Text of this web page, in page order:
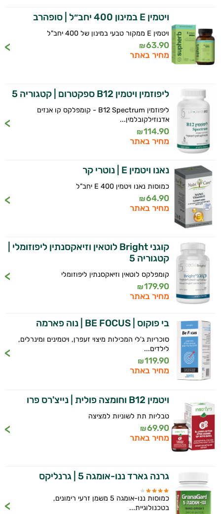
ויטמין E במינון 400 יחב״ל | סופהרב
ויטמין E ממקור טבעי במינון של 400 יחב"ל
63.90
₪
מחיר באתר
ליפוזמין ויטמין B12 ספקטרום | קטגוריה 5
ליפוזמין B12 Spectrum - קומפלקס קו אנזים
אדנוזילקובלמין...
114.90
₪
מחיר באתר
נאנו ויטמין E | נוטרי קר
כמוסות נאנו ויטמין E 400 יחב"ל
64.90
₪
מחיר באתר
קוגני Bright לוטאין וזיאקסנתין ליפוזומלי |
קטגוריה 5
קומפלקס לוטאין וזיאקסנתין ליפוזומלי
179.90
₪
מחיר באתר
בי פוקוס | BE FOCUS | נוה פארמה
סוכריות ג'לי המכילות מיצוי זעפרן, ויטמינים ומינרלים,
לילדים...
119.90
₪
מחיר באתר
ויטמין B12 וחומצה פולית | נייצ'רס פרו
טבליות תת לשוניות למציצה
69.90
₪
מחיר באתר
גרנה גארד ננו-אומגה 5 | גרנליקס
כמוסות ננו-אומגה 5 משמן זרעי רימונים,
בטכנולוגיית...